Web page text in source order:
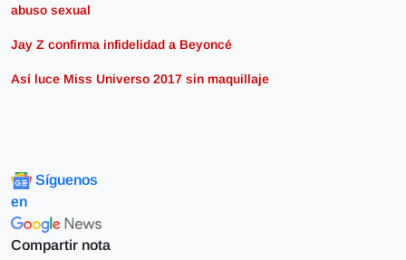
abuso sexual
Jay Z confirma infidelidad a Beyoncé
Así luce Miss Universo 2017 sin maquillaje
Síguenos
en
Compartir nota